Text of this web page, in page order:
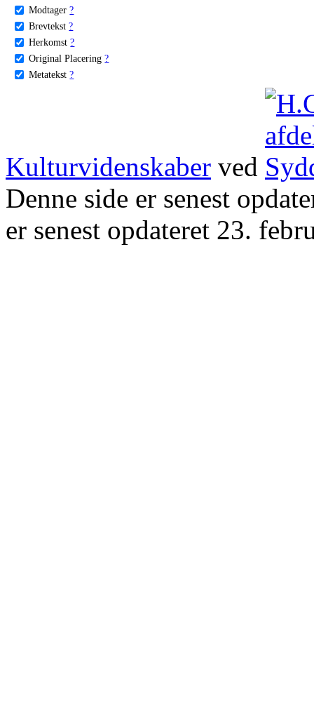
Modtager ?
Brevtekst ?
Herkomst ?
Original Placering ?
Metatekst ?
Kulturvidenskaber ved
Denne side er senest
er senest opdateret 23.